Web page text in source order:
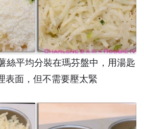
絲平均分裝在瑪芬盤中，用湯匙
表面，但不需要壓太緊